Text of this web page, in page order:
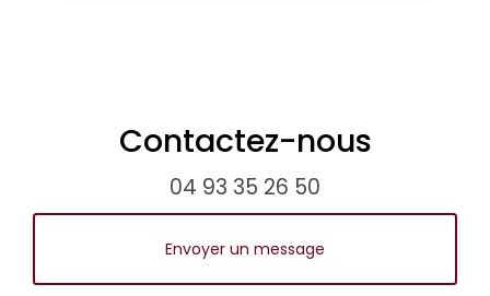
Contactez-nous
04 93 35 26 50
Envoyer un message